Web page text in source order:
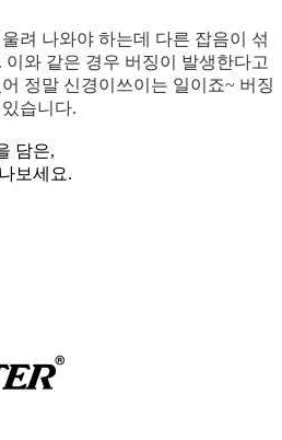
려 나와야 하는데 다른 잡음이 섞
와 같은 경우 버징이 발생한다고
정말 신경이쓰이는 일이죠~ 버징
습니다.
담은,
보세요.